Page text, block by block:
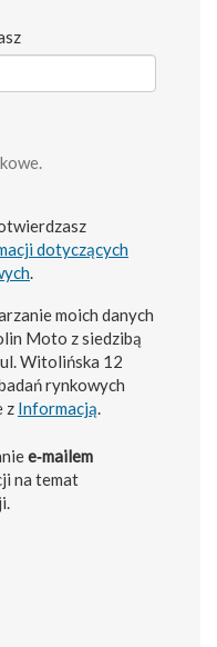
dotyczących
.
moich danych
Moto z siedzibą
Witolińska 12
rynkowych
z Informacją.
e‑mailem
na temat